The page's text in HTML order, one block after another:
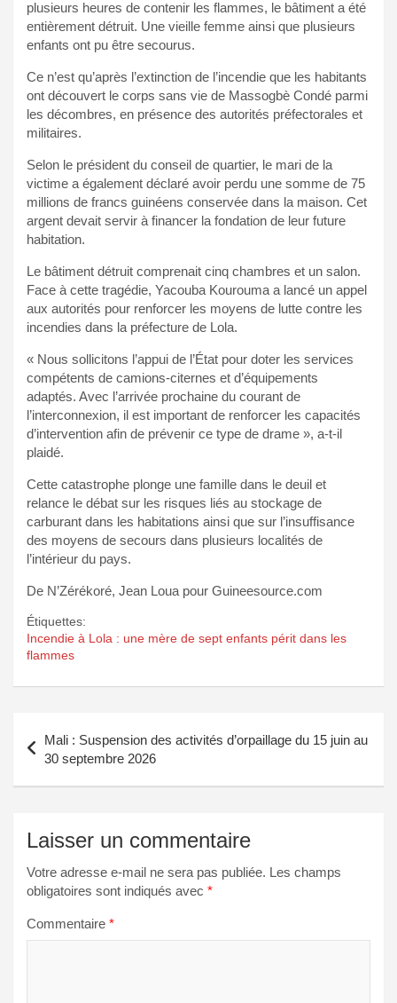
plusieurs heures de contenir les flammes, le bâtiment a été
entièrement détruit. Une vieille femme ainsi que plusieurs
enfants ont pu être secourus.
Ce n’est qu’après l’extinction de l’incendie que les habitants
ont découvert le corps sans vie de Massogbè Condé parmi
les décombres, en présence des autorités préfectorales et
militaires.
Selon le président du conseil de quartier, le mari de la
victime a également déclaré avoir perdu une somme de 75
millions de francs guinéens conservée dans la maison. Cet
argent devait servir à financer la fondation de leur future
habitation.
Le bâtiment détruit comprenait cinq chambres et un salon.
Face à cette tragédie, Yacouba Kourouma a lancé un appel
aux autorités pour renforcer les moyens de lutte contre les
incendies dans la préfecture de Lola.
« Nous sollicitons l’appui de l’État pour doter les services
compétents de camions-citernes et d’équipements
adaptés. Avec l’arrivée prochaine du courant de
l’interconnexion, il est important de renforcer les capacités
d’intervention afin de prévenir ce type de drame », a-t-il
plaidé.
Cette catastrophe plonge une famille dans le deuil et
relance le débat sur les risques liés au stockage de
carburant dans les habitations ainsi que sur l’insuffisance
des moyens de secours dans plusieurs localités de
l’intérieur du pays.
De N’Zérékoré, Jean Loua pour Guineesource.com
Étiquettes:
Incendie à Lola : une mère de sept enfants périt dans les
flammes
de
l’article
Mali : Suspension des activités d’orpaillage du 15 juin au
30 septembre 2026
Laisser un commentaire
Votre adresse e-mail ne sera pas publiée. Les champs
obligatoires sont indiqués avec *
Commentaire *